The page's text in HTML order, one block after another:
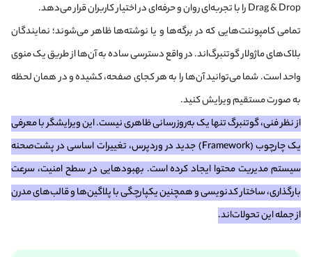
Drag & Drop را با تجربه‌ای روان و حرفه‌ای در اختیار کاربران قرار می‌دهد.
تمامی کامپوننت‌هایی که در برگه‌ها و یا نوشته‌ها ظاهر می‌شوند؛ نمایندگان
بلاک‌های ماژولار گوتنبرگ‌اند. در واقع دسترسی ساده به آن‌ها از طریق یک منوی
واحد است. شما می‌توانید آن‌ها را به هر کجای صفحه، کشیده و در همان لحظه
به صورت مستقیم ویرایش کنید.
از نظر فنی، گوتنبرگ تنها یک به‌روزرسانی ظاهری نیست. این ویرایشگر با معرفی
یک چارچوب (Framework) جدید در وردپرس، تغییرات اساسی در پشت‌صحنه
سیستم مدیریت محتوا ایجاد کرده است. بهبودهایی در سطح امنیت، سرعت
بارگذاری، ساختار کدنویسی و همچنین یکپارچگی با پلاگین‌ها و قالب‌های مدرن
از جمله این تحولات‌اند.